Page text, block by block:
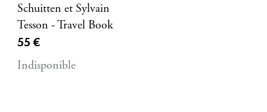
Schuitten et Sylvain
Tesson - Travel Book
Prix ​​actuel
55 €
Indisponible